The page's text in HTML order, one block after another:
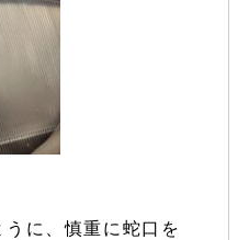
に、慎重に蛇口を